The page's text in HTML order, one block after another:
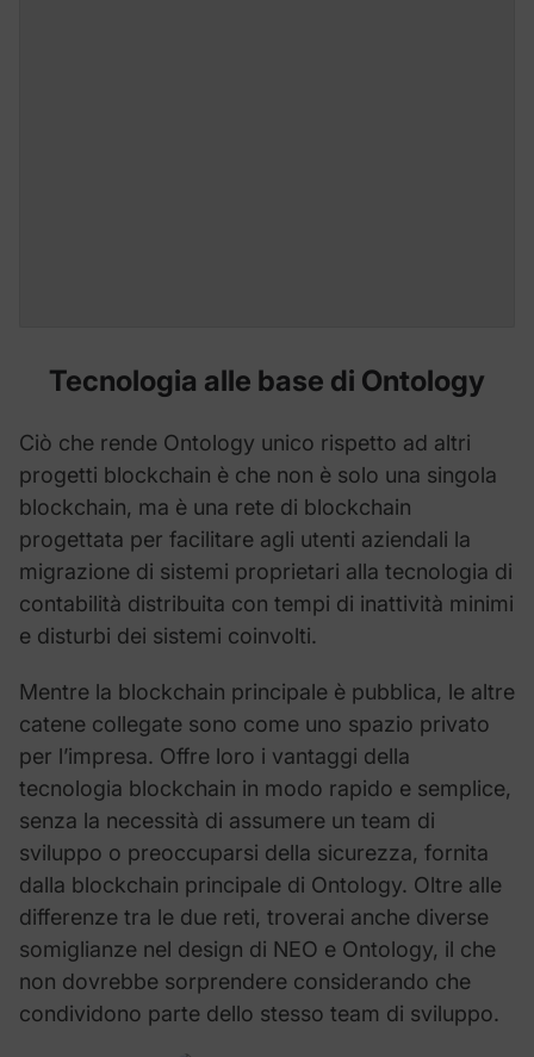
Tecnologia alle base di Ontology
Ciò che rende Ontology unico rispetto ad altri
progetti blockchain è che non è solo una singola
blockchain, ma è una rete di blockchain
progettata per facilitare agli utenti aziendali la
migrazione di sistemi proprietari alla tecnologia di
contabilità distribuita con tempi di inattività minimi
e disturbi dei sistemi coinvolti.
Mentre la blockchain principale è pubblica, le altre
catene collegate sono come uno spazio privato
per l’impresa. Offre loro i vantaggi della
tecnologia blockchain in modo rapido e semplice,
senza la necessità di assumere un team di
sviluppo o preoccuparsi della sicurezza, fornita
dalla blockchain principale di Ontology. Oltre alle
differenze tra le due reti, troverai anche diverse
somiglianze nel design di NEO e Ontology, il che
non dovrebbe sorprendere considerando che
condividono parte dello stesso team di sviluppo.